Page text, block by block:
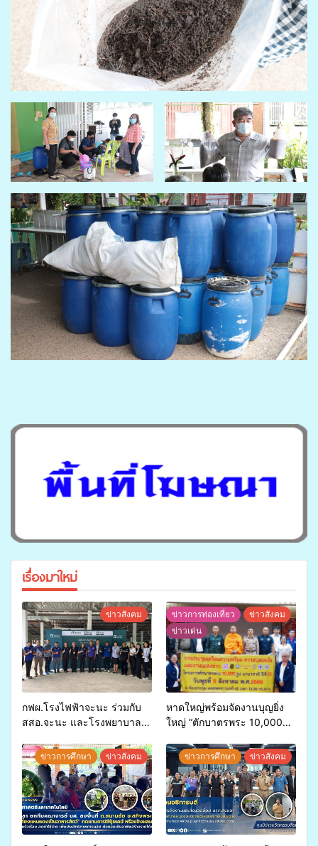
เรื่องมาใหม่
ข่าวสังคม
กฟผ.โรงไฟฟ้าจะนะ ร่วมกับ
สสอ.จะนะ และโรงพยาบาล
แพทย์เคลื่อนที่ ประจำปี 2569
ข่าวการท่องเที่ยว
ข่าวสังคม
ข่าวเด่น
หาดใหญ่พร้อมจัดงานบุญยิ่ง
ใหญ่ “ตักบาตรพระ 10,000
พ่อ” ปีที่ 23 รวมพลัง
พุทธศาสนิกชน 4 ประเทศ
สืบสานประเพณีแห่งศรัทธา
ข่าวการศึกษา ข่าวสังคม ข่าวการศึกษา ข่าวสังคม